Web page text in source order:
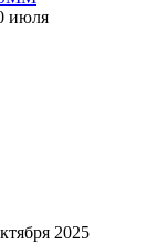
июля
2025